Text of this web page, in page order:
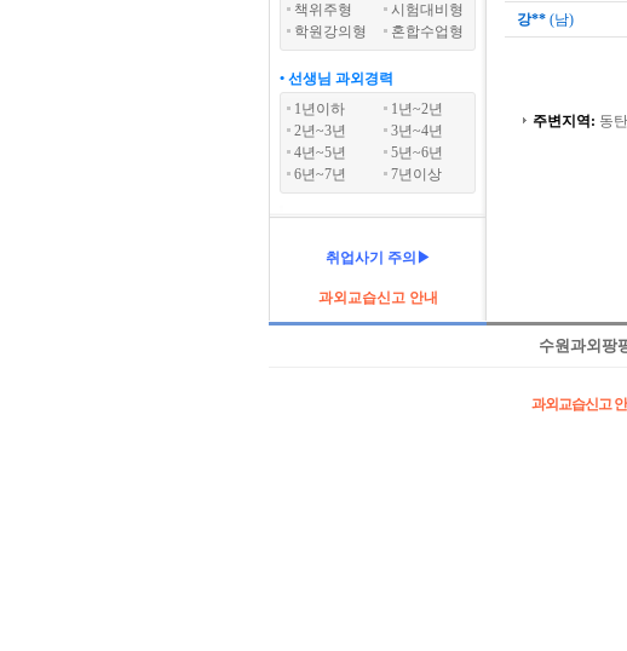
책위주형
시험대비형
학원강의형
혼합수업형
• 선생님 과외경력
1년이하
1년~2년
2년~3년
3년~4년
4년~5년
5년~6년
6년~7년
7년이상
취업사기 주의▶
과외교습신고 안내
강** (남)
주변지역: 동
수원과외팡
과외교습신고